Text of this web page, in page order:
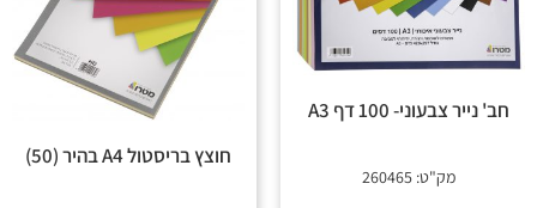
חב' נייר צבעוני- 100 דף A3
מק"ט: 260465
חוצץ בריסטול A4 בהיר (50)